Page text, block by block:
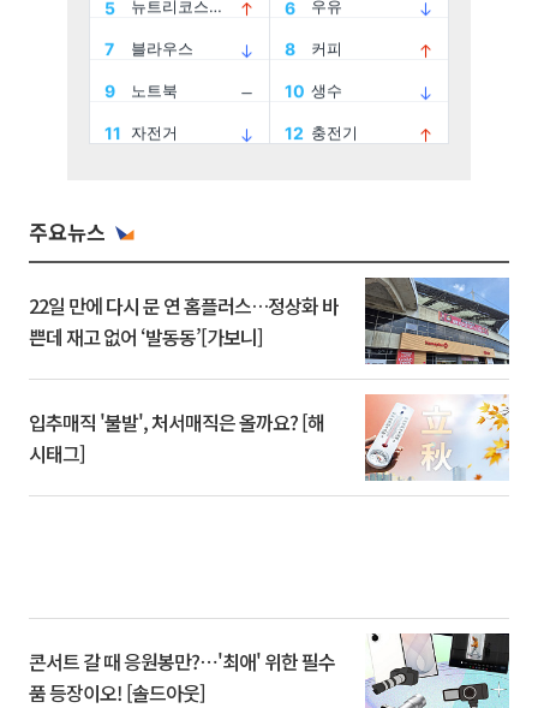
주요뉴스
22일 만에 다시 문 연 홈플러스…정상화 바
쁜데 재고 없어 ‘발동동’[가보니]
입추매직 '불발', 처서매직은 올까요? [해
시태그]
콘서트 갈 때 응원봉만?⋯'최애' 위한 필수
품 등장이오! [솔드아웃]